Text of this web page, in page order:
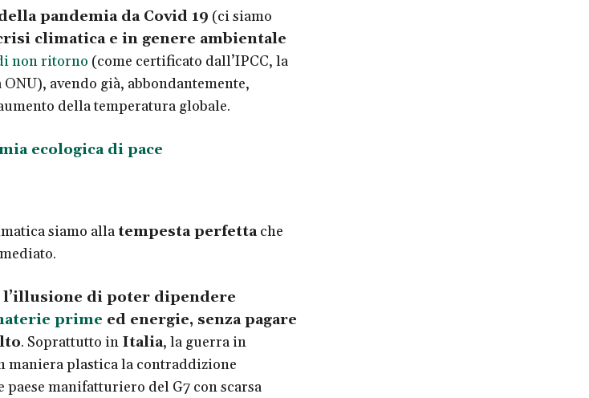
pandemia da Covid 19 (ci siamo
climatica e in genere ambientale
non ritorno (come certificato dall’IPCC, la
avendo già, abbondantemente,
della temperatura globale.
ecologica di pace
siamo alla tempesta perfettache
di poter dipendere
prime ed energie, senza pagare
. Soprattutto in Italia, la guerra in
maniera plastica la contraddizione
manifatturiero del G7 con scarsa